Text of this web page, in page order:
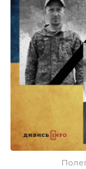
ІНШЕ
Інтерв'ю
Картки
Розслідування
Погляди